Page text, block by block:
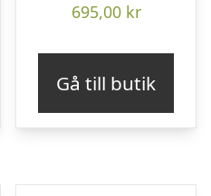
695,00 kr
Gå till butik